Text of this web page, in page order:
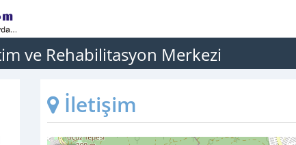
ve Rehabilitasyon Merkezi
İletişim